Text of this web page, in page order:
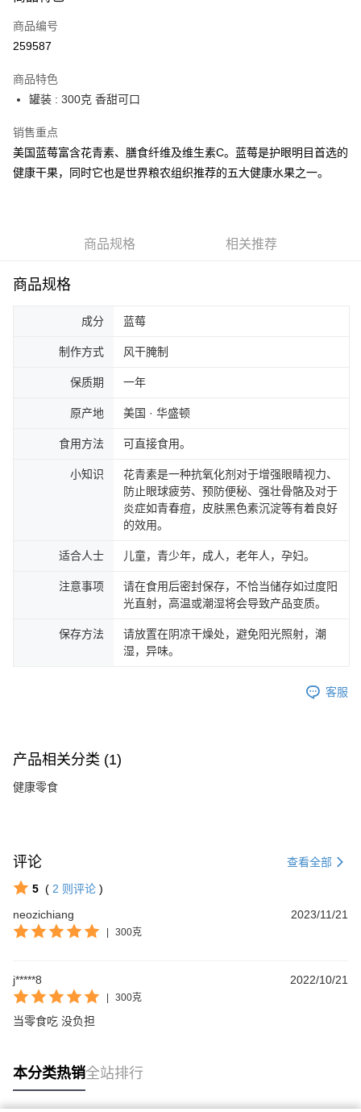
信用卡一次付清
网上银行
只有马来亚银行、联昌国际银行、大众银行、兴业银行、香港隆丰银行、伊
斯兰银行、AmBank、BSN Bank
Touch 'n Go
GrabPay
商品编号
259587
商品特色
罐装 : 300克 香甜可口
销售重点
美国蓝莓富含花青素、膳食纤维及维生素C。蓝莓是护眼明目首选的
健康干果，同时它也是世界粮农组织推荐的五大健康水果之一。
商品规格 相关推荐
商品规格
成分 蓝莓
制作方式 风干腌制
保质期 一年
原产地 美国 · 华盛顿
食用方法 可直接食用。
小知识
花青素是一种抗氧化剂对于增强眼睛视力、
防止眼球疲劳、预防便秘、强壮骨骼及对于
炎症如青春痘，皮肤黑色素沉淀等有着良好
的效用。
适合人士 儿童，青少年，成人，老年人，孕妇。
注意事项
请在食用后密封保存，不恰当储存如过度阳
光直射，高温或潮湿将会导致产品变质。
保存方法
请放置在阴凉干燥处，避免阳光照射，潮
湿，异味。
客服
产品相关分类 (1)
健康零食
评论 查看全部
5 ( 2 则评论 )
neozichiang
2023/11/21
300克
j*****8 2022/10/21
300克
当零食吃 没负担
本分类热销全站排行